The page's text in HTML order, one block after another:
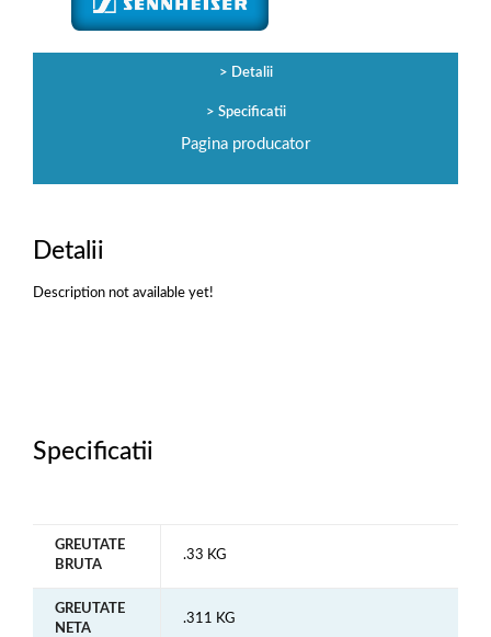
Detalii
Specificatii
Pagina producator
Detalii
Description not available yet!
Specificatii
GREUTATE
BRUTA
.33 KG
GREUTATE
NETA
.311 KG